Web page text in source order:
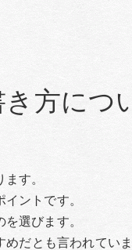
方につ
す。
ントです。
選びます。
だとも言われていま